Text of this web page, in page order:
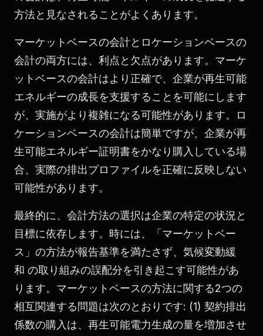
方法と見なされることがよくあります。
マーケットベースの会計とロケーションベースの
会計の両方には、利点と欠点があります。マーケ
ットベースの会計はより正確で、企業が再生可能
エネルギーの成長を支援することを可能にします
が、実施がより複雑になる可能性があります。ロ
ケーションベースの会計は簡単ですが、企業が再
生可能エネルギー証明書をかなり購入している場
合、実際の排出プロファイルを正確に反映しない
可能性があります。
最終的に、会計方法の選択は企業の特定の状況と
目標に依存します。時には、「マーケットベー
ス」の方法が報告基準を満たさず、 気候変動緩
和 の取り組みの誤配分を引き起こす可能性があ
ります。マーケットベースの方法に関する2つの
相互関連する問題は次のとおりです: (1) 契約排出
係数の購入は、再生可能電力生成の量を増加させ